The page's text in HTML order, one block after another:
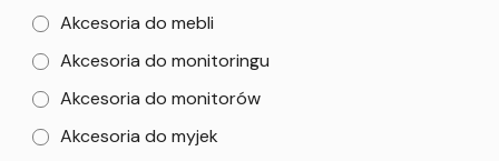
Akcesoria do mebli
Akcesoria do monitoringu
Akcesoria do monitorów
Akcesoria do myjek